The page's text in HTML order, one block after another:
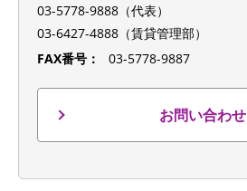
03-5778-9888（代表）
03-6427-4888（賃貸管理部）
FAX番号：
03-5778-9887
お問い合わせ